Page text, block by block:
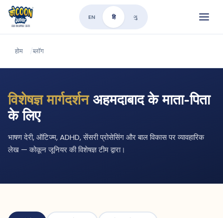
EN हि ગુ
होम /ब्लॉग
विशेषज्ञ मार्गदर्शनअहमदाबाद के माता-पिता
के लिए
भाषण देरी, ऑटिज्म, ADHD, सेंसरी प्रोसेसिंग और बाल विकास पर व्यावहारिक
लेख — कोकून जूनियर की विशेषज्ञ टीम द्वारा।